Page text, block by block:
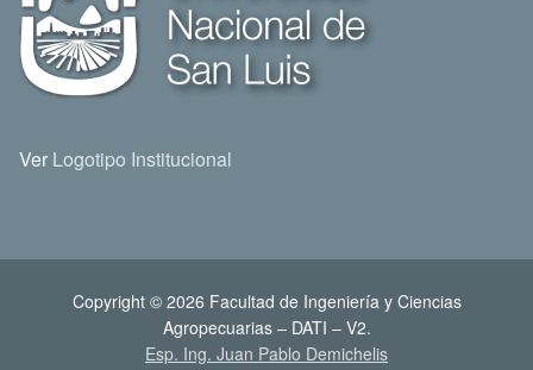
Ver Logotipo Institucional
Copyright © 2026 Facultad de Ingeniería y Ciencias
Agropecuarias – DATI – V2.
Esp. Ing. Juan Pablo Demichelis